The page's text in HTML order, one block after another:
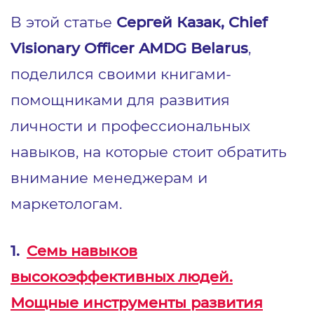
В этой статье Сергей Казак, Chief
Visionary Officer AMDG Belarus,
поделился своими книгами-
помощниками для развития
личности и профессиональных
навыков, на которые стоит обратить
внимание менеджерам и
маркетологам.
1. Семь навыков
высокоэффективных людей.
Мощные инструменты развития